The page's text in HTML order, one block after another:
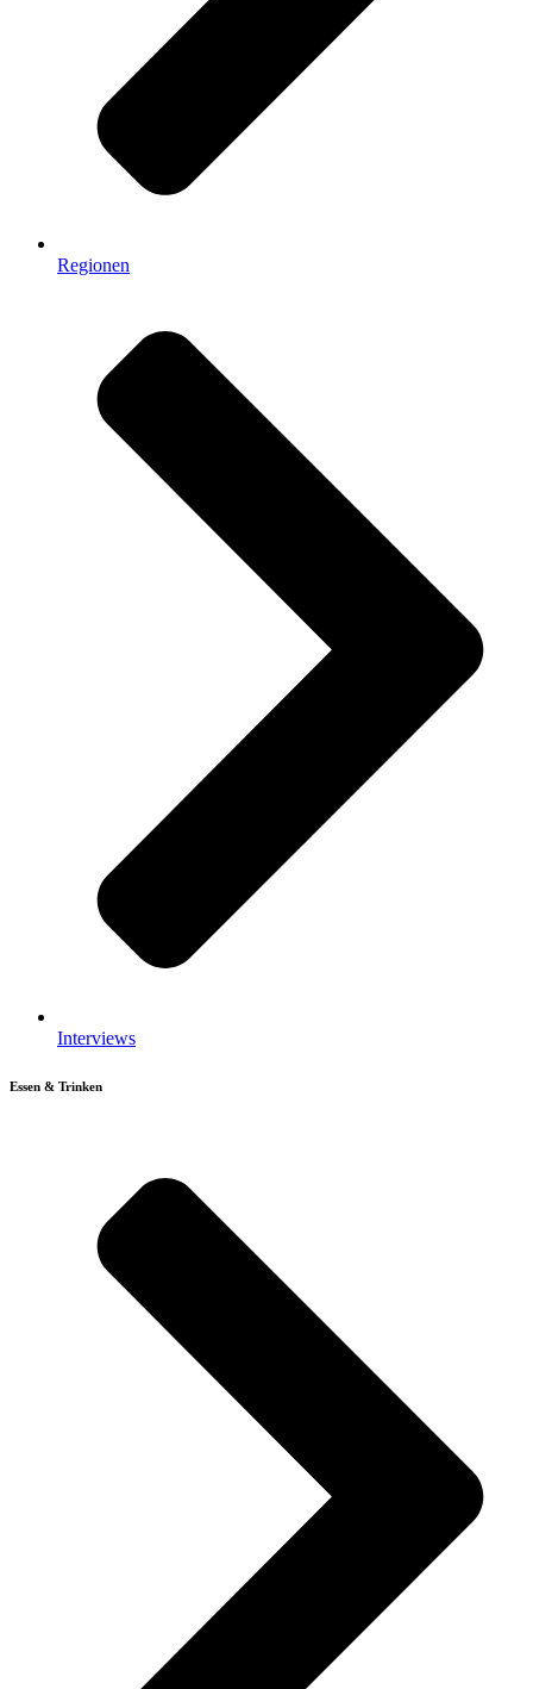
Regionen
Interviews
Essen & Trinken